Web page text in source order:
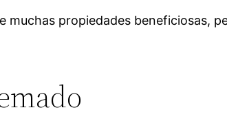
muchas propiedades beneficiosas,